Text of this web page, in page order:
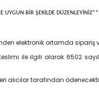
UYGUN BİR ŞEKİLDE DÜZENLEYİNİZ**
elektronik ortamda sipariş
teslimi ile ilgili olarak 6502
alıcılar tarafından